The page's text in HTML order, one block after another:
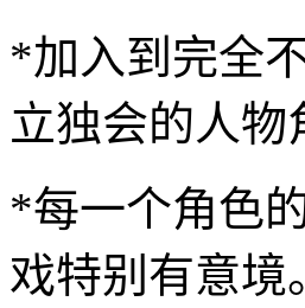
*加入到完全
立独会的人物
*每一个角色
戏特别有意境